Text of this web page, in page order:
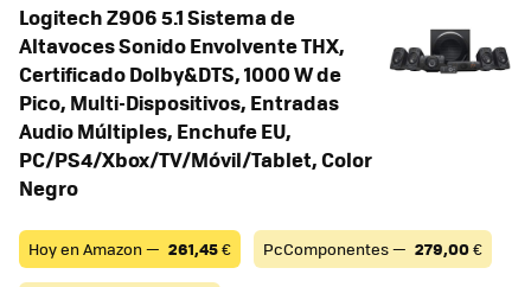
Logitech Z906 5.1 Sistema de
Altavoces Sonido Envolvente THX,
Certificado Dolby&DTS, 1000 W de
Pico, Multi-Dispositivos, Entradas
Audio Múltiples, Enchufe EU,
PC/PS4/Xbox/TV/Móvil/Tablet, Color
Negro
Hoy en Amazon — 261,45€ PcComponentes — 279,00€